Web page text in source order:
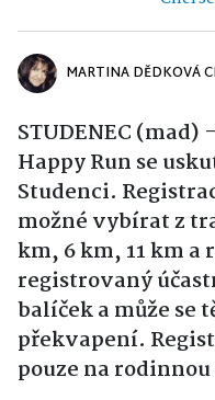
MARTINA DĚDKOVÁ
STUDENEC
Happy Run se
Studenci.
možné vybírat z
km, 6 km, 11 km a
registrovaný
balíček a může se
překvapení.
pouze na